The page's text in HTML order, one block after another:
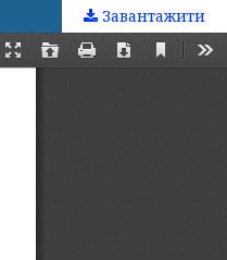
Завантажити